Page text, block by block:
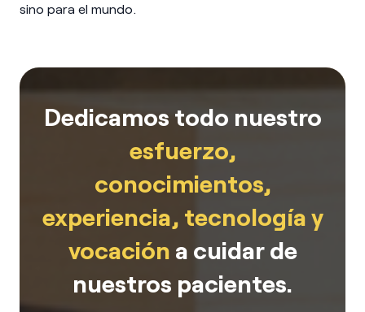
sino para el mundo.
Dedicamos todo nuestro
esfuerzo,
conocimientos,
experiencia, tecnología y
vocación a cuidar de
nuestros pacientes.